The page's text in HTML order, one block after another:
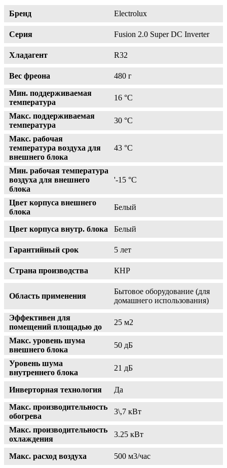
Бренд Electrolux
Серия Fusion 2.0 Super DC Inverter
Хладагент R32
Вес фреона
480 г
Мин. поддерживаемая
температура
16 °С
Макс. поддерживаемая
температура
30 °С
Макс. рабочая
температура воздуха для
внешнего блока
43 °С
Мин. рабочая температура
воздуха для внешнего
блока
'-15 °С
Цвет корпуса внешнего
блока
Белый
Цвет корпуса внутр. блока Белый
Гарантийный срок 5 лет
Страна производства КНР
Область применения
Бытовое оборудование (для
домашнего использования)
Эффективен для
помещений площадью до
25 м2
Макс. уровень шума
внешнего блока
50 дБ
Уровень шума
внутреннего блока
21 дБ
Инверторная технология
Да
Макс. производительность
обогрева
3\,7 кВт
Макс. производительность
охлаждения
3.25 кВт
Макс. расход воздуха
500 м3/час